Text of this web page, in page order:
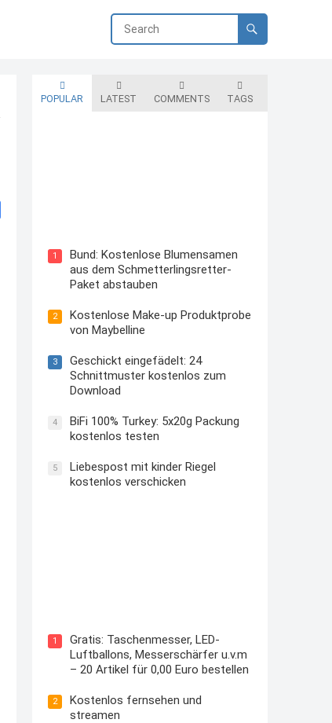
POPULAR LATEST COMMENTS TAGS
1
Bund: Kostenlose Blumensamen
aus dem Schmetterlingsretter-
Paket abstauben
2
Kostenlose Make-up Produktprobe
von Maybelline
3
Geschickt eingefädelt: 24
Schnittmuster kostenlos zum
Download
4
BiFi 100% Turkey: 5x20g Packung
kostenlos testen
5
Liebespost mit kinder Riegel
kostenlos verschicken
1
Gratis: Taschenmesser, LED-
Luftballons, Messerschärfer u.v.m
– 20 Artikel für 0,00 Euro bestellen
2
Kostenlos fernsehen und
streamen